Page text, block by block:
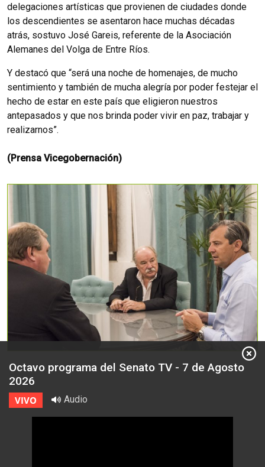
delegaciones artísticas que provienen de ciudades donde
los descendientes se asentaron hace muchas décadas
atrás, sostuvo José Gareis, referente de la Asociación
Alemanes del Volga de Entre Ríos.
Y destacó que “será una noche de homenajes, de mucho
sentimiento y también de mucha alegría por poder festejar el
hecho de estar en este país que eligieron nuestros
antepasados y que nos brinda poder vivir en paz, trabajar y
realizarnos”.
(Prensa Vicegobernación)
Octavo programa del Senato TV - 7 de Agosto
2026
VIVO Audio